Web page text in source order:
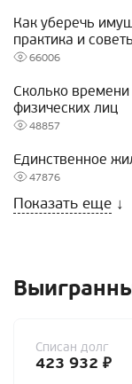
Как уберечь
практика и
66006
Сколько
физических лиц
48857
Единственное
47876
Показать еще ↓
Списан долг
423 932 ₽